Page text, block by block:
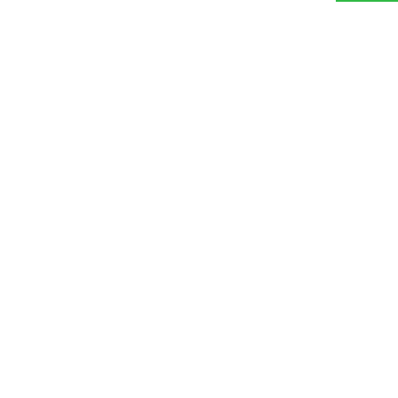
için kullanılır.
yapılabilir, güvenle yumurtalarınızı depolayabilir